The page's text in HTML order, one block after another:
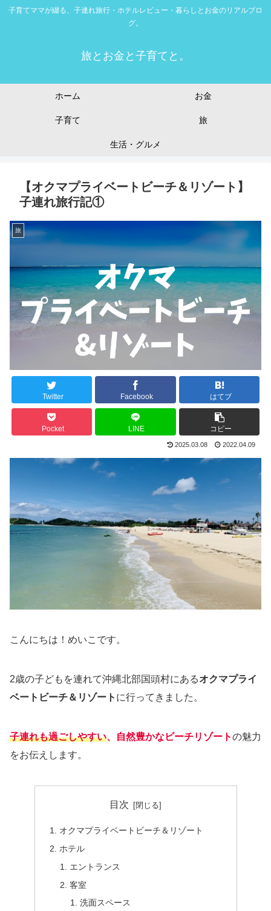
子育てママが綴る、子連れ旅行・ホテルレビュー・暮らしとお金のリアルブロ
グ。
旅とお金と子育てと。
ホーム お金
子育て 旅
生活・グルメ
【オクマプライベートビーチ＆リゾート】
子連れ旅行記①
旅
Twitter Facebook はてブ
Pocket LINE コピー
2025.03.08 2022.04.09
こんにちは！めいこです。
2歳の子どもを連れて沖縄北部国頭村にあるオクマプライ
ベートビーチ＆リゾート に行ってきました。
子連れも過ごしやすい、自然豊かなビーチリゾートの魅力
をお伝えします。
目次
オクマプライベートビーチ＆リゾート
ホテル
エントランス
客室
洗面スペース